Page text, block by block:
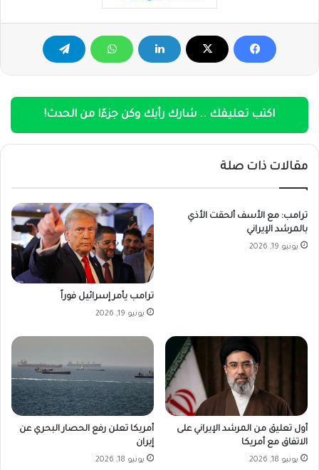
اكتب تعليقك .. شارك رأيك وكن جزءًا من الحدث!
مقالات ذات صلة
ترامب: مع الأسف ألحقت الأذي
بالمرشد الإيراني
يونيو 19, 2026
ترامب يأمر إسرائيل فوراً
يونيو 19, 2026
أول تعليق من المرشد الإيراني على
الاتفاق مع أمريكا
يونيو 18, 2026
أمريكا تعلن رفع الحصار البحري عن
إيران
يونيو 18, 2026